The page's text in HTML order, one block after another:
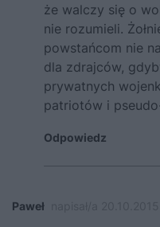
że walczy się o
nie rozumieli.
powstańcom nie
dla zdrajców,
prywatnych
patriotów i
Odpowiedz
Paweł